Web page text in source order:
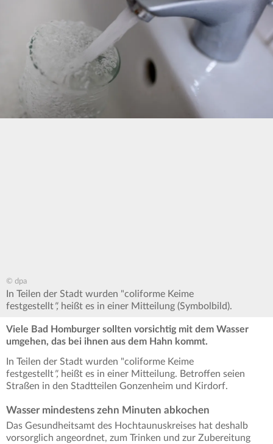
© dpa
In Teilen der Stadt wurden "coliforme Keime
festgestellt", heißt es in einer Mitteilung (Symbolbild).
Viele Bad Homburger sollten vorsichtig mit dem Wasser
umgehen, das bei ihnen aus dem Hahn kommt.
In Teilen der Stadt wurden "coliforme Keime
festgestellt", heißt es in einer Mitteilung. Betroffen seien
Straßen in den Stadtteilen Gonzenheim und Kirdorf.
Wasser mindestens zehn Minuten abkochen
Das Gesundheitsamt des Hochtaunuskreises hat deshalb
vorsorglich angeordnet, zum Trinken und zur Zubereitung